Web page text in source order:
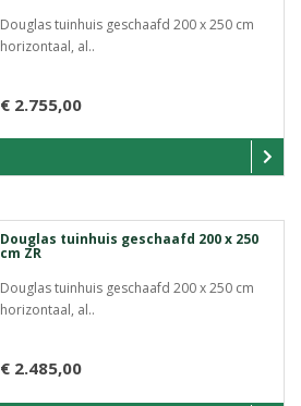
Douglas tuinhuis geschaafd 200 x 250 cm
horizontaal, al..
€ 2.755,00
Douglas tuinhuis geschaafd 200 x 250
cm ZR
Douglas tuinhuis geschaafd 200 x 250 cm
horizontaal, al..
€ 2.485,00